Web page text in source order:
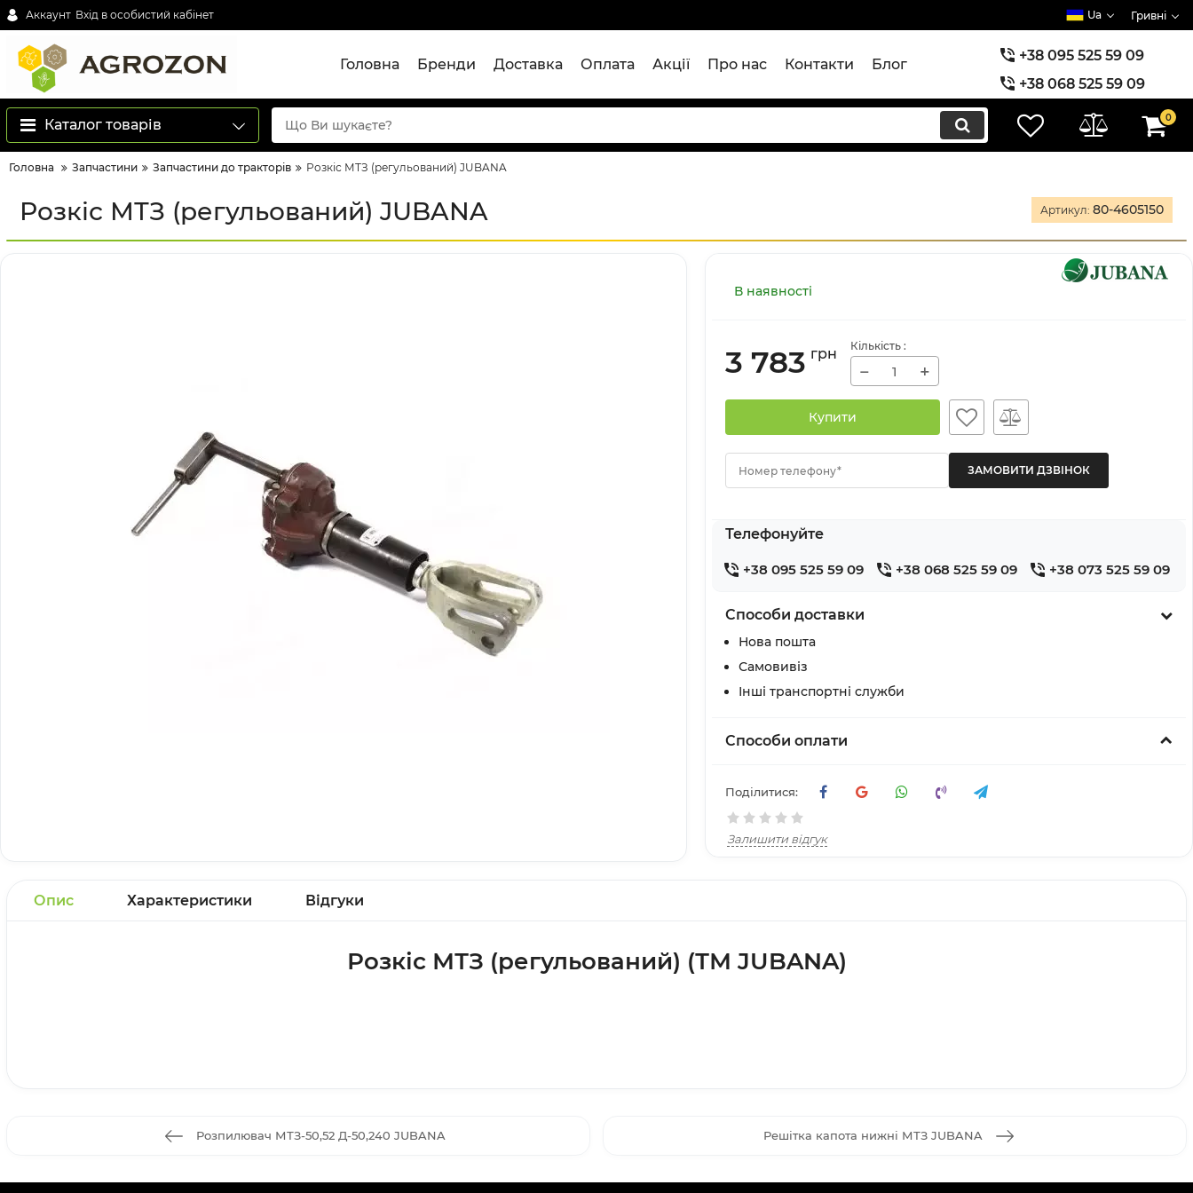
Аккаунт Вхід в особистий кабінет Ua Гривні
Головна Бренди Доставка Оплата Акції Про нас Контакти Блог
+38 095 525 59 09
+38 068 525 59 09
+38 073 525 59 09
Каталог товарів 0
Головна Запчастини Запчастини до тракторів Розкіс МТЗ (регульований) JUBANA
Розкіс МТЗ (регульований) JUBANA Артикул: 80-4605150
В наявності
3 783 грн Кількість :
− +
Купити
Номер телефону*
Телефонуйте
+38 095 525 59 09 +38 068 525 59 09 +38 073 525 59 09
Способи доставки
Нова пошта
Самовивіз
Інші транспортні служби
Способи оплати
Поділитися:
Залишити відгук
Опис Характеристики Відгуки
Розкіс МТЗ (регульований) (ТМ JUBANA)
Розпилювач МТЗ-50,52 Д-50,240 JUBANA Решітка капота нижні МТЗ JUBANA